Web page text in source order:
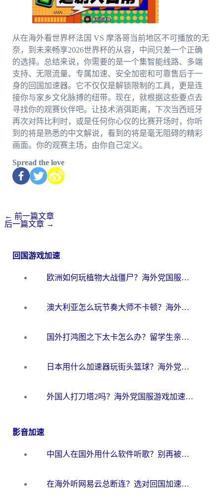
从在海外看世界杯法国 VS 摩洛哥当前地区不可播放的无
奈，到未来畅享2026世界杯的从容，中间只差一个正确
的选择。总结来说，你需要的是一个集智能线路、多端
支持、无限流量、专属加速、安全加密和可靠售后于一
身的回国加速器。它不仅仅是解锁限制的工具，更是连
接你与家乡文化脉搏的纽带。现在，就根据这些要点去
寻找你的观赛伙伴吧。让技术消弭距离，下次当西班牙
再次对阵比利时，或是任何你心仪的比赛开场时，你听
到的将是熟悉的中文解说，看到的将是毫无阻碍的精彩
画面。你的观赛主场，由你自己定义。
Spread the love
← 前一篇文章
后一篇文章 →
回国游戏加速
欧洲如何玩植物大战僵尸？海外党国服游戏加速避坑指南（附实测对比）
澳大利亚怎么玩节奏大师不卡顿？海外党国服游戏加速终极指南
国外打鸿图之下太卡怎么办？留学生亲测有效的国服游戏加速方案
日本用什么加速器玩街头篮球？海外党国服游戏不卡顿的终极攻略
外国人打刀塔2吗？海外党国服游戏加速避坑全攻略
影音加速
中国人在国外用什么软件听歌？别再被地域限制卡脖子，这篇教你轻松解锁国内音乐库
在海外听网易云总断连？选对回国加速器，告别地区限制和卡顿